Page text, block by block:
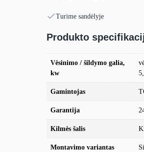
Turime sandėlyje
Produkto
Vėsinimo / šildymo galia,
kw
Gamintojas
Garantija
Kilmės šalis
Montavimo variantas